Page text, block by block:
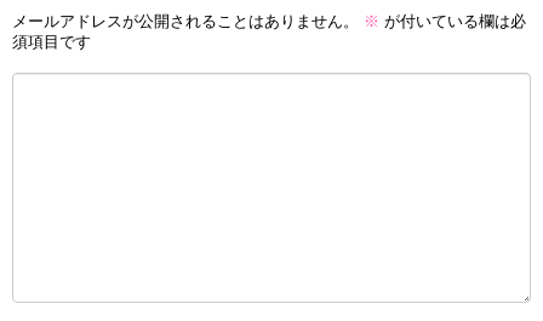
メールアドレスが公開されることはありません。 ※ が付いている欄は必
須項目です